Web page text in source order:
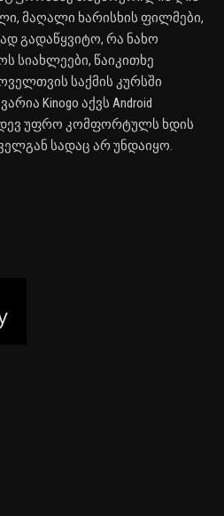
მაღალი ხარისხის ფილმები,
გადაწყვიტო, რა ნახო
სიახლეები, წაიკითხე
საქმის კურსში
Kinogo აქვს Android
უფრო კომფორტულს ხდის
სადაც არ უნდაიყო.